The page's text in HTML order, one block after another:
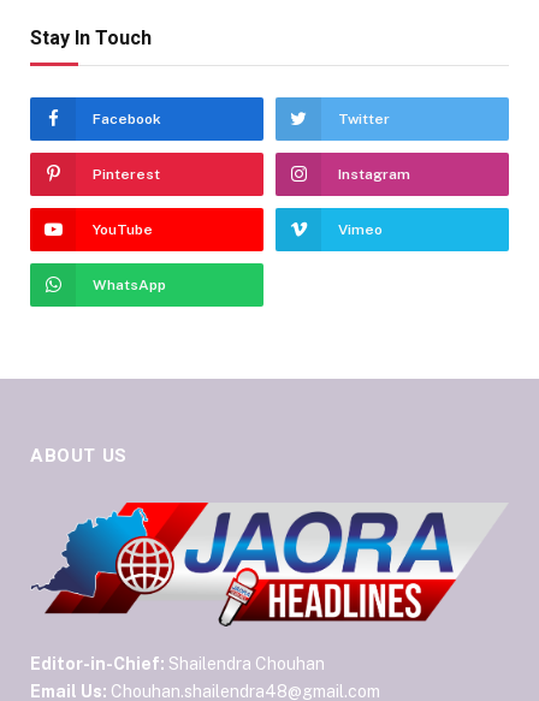
Stay In Touch
Facebook Twitter
Pinterest Instagram
YouTube Vimeo
WhatsApp
ABOUT US
Editor-in-Chief: Shailendra Chouhan
Email Us: Chouhan.shailendra48@gmail.com